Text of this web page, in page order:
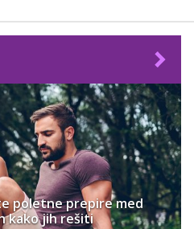
poletne prepire med
kako jih rešiti